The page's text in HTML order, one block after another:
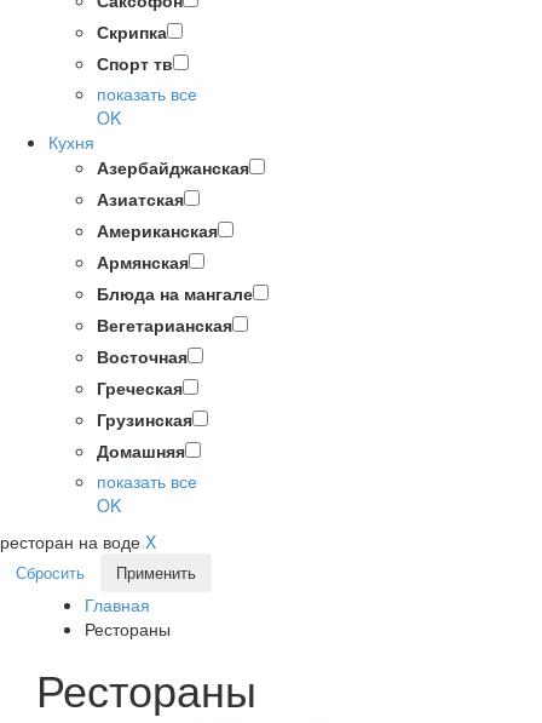
Скрипка
Спорт тв
показать все
OK
Кухня
Азербайджанская
Азиатская
Американская
Армянская
Блюда на мангале
Вегетарианская
Восточная
Греческая
Грузинская
Домашняя
показать все
OK
ресторан на воде X
Сбросить Применить
Главная
Рестораны
Рестораны